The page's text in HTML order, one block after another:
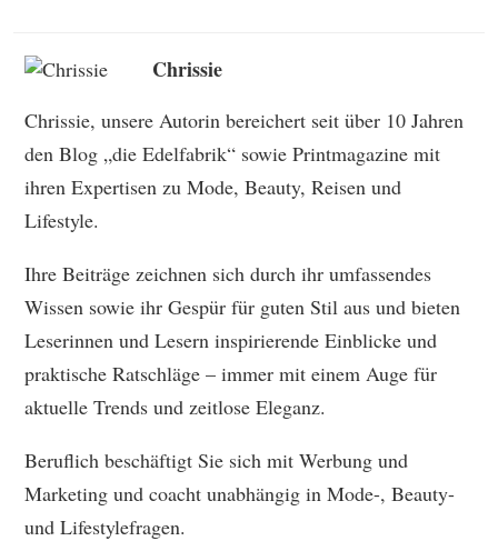
Chrissie
Chrissie, unsere Autorin bereichert seit über 10 Jahren
den Blog „die Edelfabrik“ sowie Printmagazine mit
ihren Expertisen zu Mode, Beauty, Reisen und
Lifestyle.
Ihre Beiträge zeichnen sich durch ihr umfassendes
Wissen sowie ihr Gespür für guten Stil aus und bieten
Leserinnen und Lesern inspirierende Einblicke und
praktische Ratschläge – immer mit einem Auge für
aktuelle Trends und zeitlose Eleganz.
Beruflich beschäftigt Sie sich mit Werbung und
Marketing und coacht unabhängig in Mode-, Beauty-
und Lifestylefragen.